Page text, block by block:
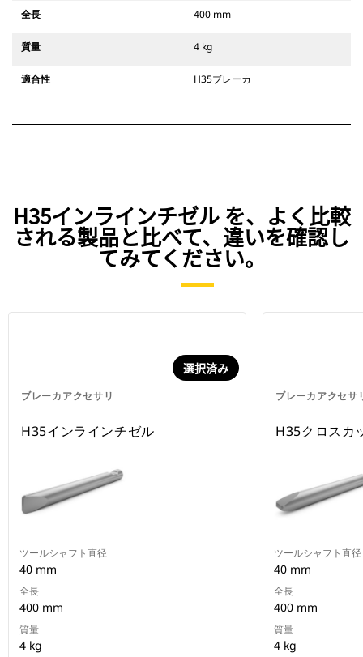
全長 400 mm
質量 4 kg
適合性 H35ブレーカ
H35インラインチゼル を、よく比較
される製品と比べて、違いを確認し
てみてください。
ブレーカアクセサリ
選択済み
H35インラインチゼル
ツールシャフト直径
40 mm
全長
400 mm
質量
4 kg
ブレーカアクセサ
H35クロスカ
ツールシャフト直径
40 mm
全長
400 mm
質量
4 kg